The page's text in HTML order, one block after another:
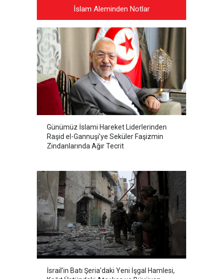
İslam Aleminden Notlar
Günümüz İslami Hareket Liderlerinden
Raşid el-Gannuşi’ye Seküler Faşizmin
Zindanlarında Ağır Tecrit
İsrail’in Batı Şeria’daki Yeni İşgal Hamlesi,